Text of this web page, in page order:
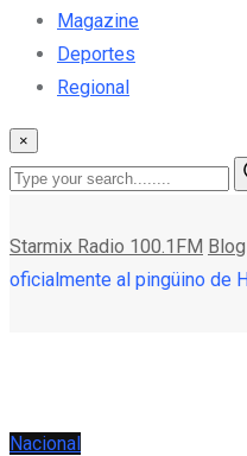
Magazine
Deportes
Regional
×
Starmix Radio 100.1FM Blog
oficialmente al pingüino de
Nacional